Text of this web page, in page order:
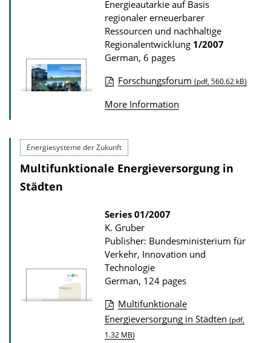
a
t
i
o
n
o
n
l
d
s
Energieautarkie auf Basis
regionaler erneuerbarer
Ressourcen und nachhaltige
Regionalentwicklung 1/2007
German, 6 pages
u
l
i
t
i
o
n
D
o
w
n
Forschungsforum (pdf, 560.62 kB)
More Information
Energiesysteme der Zukunft
Multifunktionale Energieversorgung in
Städten
Series 01/2007
K. Gruber
Publisher: Bundesministerium für
Verkehr, Innovation und
Technologie
German, 124 pages
P
u
Multifunktionale
Energieversorgung in Städten (pdf,
1.32 MB)